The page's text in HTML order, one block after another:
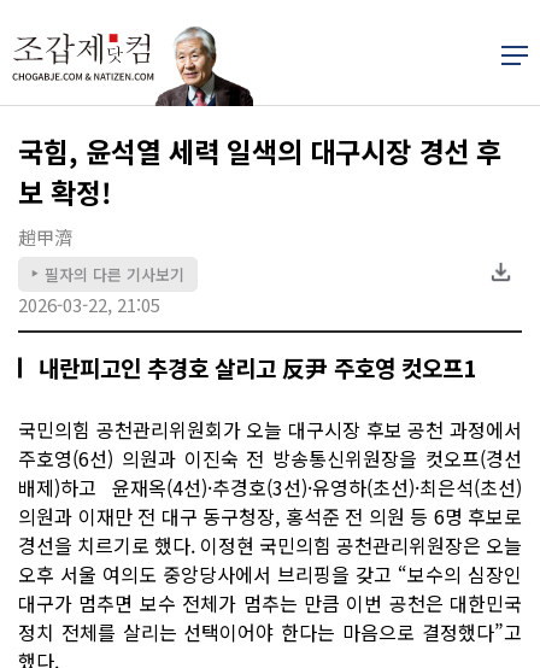
국힘, 윤석열 세력 일색의 대구시장 경선 후
보 확정!
趙甲濟
▶ 필자의 다른 기사보기
2026-03-22, 21:05
내란피고인 추경호 살리고 反尹 주호영 컷오프1
국민의힘 공천관리위원회가 오늘 대구시장 후보 공천 과정에서
주호영(6선) 의원과 이진숙 전 방송통신위원장을 컷오프(경선
배제)하고 윤재옥(4선)·추경호(3선)·유영하(초선)·최은석(초선)
의원과 이재만 전 대구 동구청장, 홍석준 전 의원 등 6명 후보로
경선을 치르기로 했다. 이정현 국민의힘 공천관리위원장은 오늘
오후 서울 여의도 중앙당사에서 브리핑을 갖고 “보수의 심장인
대구가 멈추면 보수 전체가 멈추는 만큼 이번 공천은 대한민국
정치 전체를 살리는 선택이어야 한다는 마음으로 결정했다”고
했다.